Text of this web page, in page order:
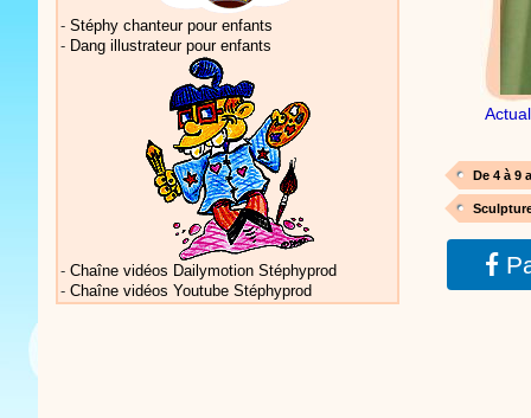
Vidéos
VidéosDe 4 à 9
- Stéphy chanteur pour enfants
- Dang illustrateur pour enfants
- Chaîne vidéos Dailymotion Stéphyprod
- Chaîne vidéos Youtube Stéphyprod